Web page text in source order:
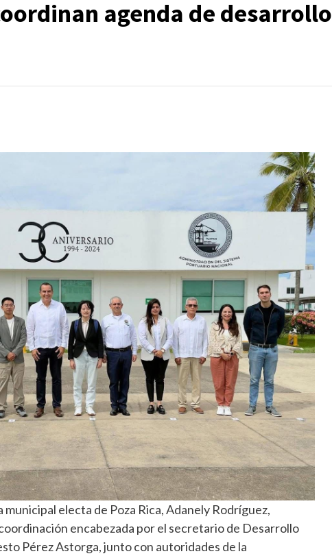
agenda de desarrollo
municipal electa de Poza Rica, Adanely Rodríguez,
encabezada por el secretario de Desarrollo
Pérez Astorga, junto con autoridades de la